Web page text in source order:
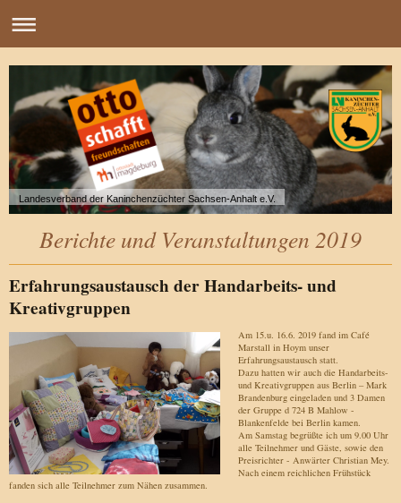
Landesverband der Kaninchenzüchter Sachsen-Anhalt e.V.
Berichte und Veranstaltungen 2019
Erfahrungsaustausch der Handarbeits- und
Kreativgruppen
Am 15.u. 16.6. 2019 fand im Café
Marstall in Hoym unser
Erfahrungsaustausch statt.
Dazu hatten wir auch die Handarbeits-
und Kreativgruppen aus Berlin – Mark
Brandenburg eingeladen und 3 Damen
der Gruppe d 724 B Mahlow -
Blankenfelde bei Berlin kamen.
Am Samstag begrüßte ich um 9.00 Uhr
alle Teilnehmer und Gäste, sowie den
Preisrichter - Anwärter Christian Mey.
Nach einem reichlichen Frühstück
fanden sich alle Teilnehmer zum Nähen zusammen.